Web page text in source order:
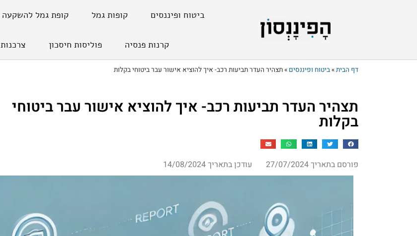
ביטוח ופיננסים קופות גמל קופת גמל להשקעה
קרנות פנסיה פוליסות חיסכון צרכנות
דף הבית»ביטוח ופיננסים »תצהיר העדר תביעות רכב- איך להוציא אישור עבר ביטוחי בקלות
תצהיר העדר תביעות רכב- איך להוציא אישור עבר ביטוחי
בקלות
פורסם בתאריך 27/07/2024 עודכן בתאריך 14/08/2024